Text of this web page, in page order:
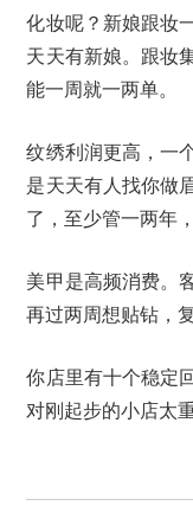
化妆呢？新娘跟妆
天天有新娘。跟妆
能一周就一两单。
纹绣利润更高，一
是天天有人找你做
了，至少管一两年
美甲是高频消费。
再过两周想贴钻，
你店里有十个稳定
对刚起步的小店太